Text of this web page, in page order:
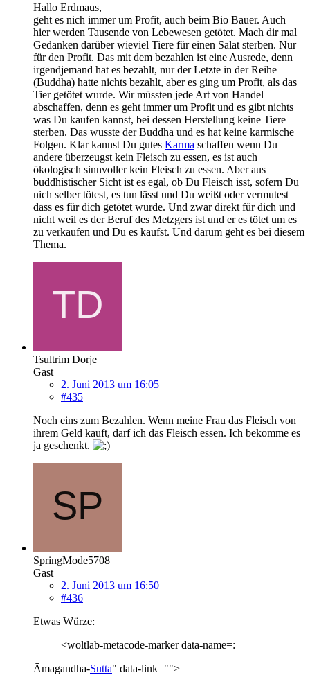
Hallo Erdmaus,
geht es nich immer um Profit, auch beim Bio Bauer. Auch
hier werden Tausende von Lebewesen getötet. Mach dir mal
Gedanken darüber wieviel Tiere für einen Salat sterben. Nur
für den Profit. Das mit dem bezahlen ist eine Ausrede, denn
irgendjemand hat es bezahlt, nur der Letzte in der Reihe
(Buddha) hatte nichts bezahlt, aber es ging um Profit, als das
Tier getötet wurde. Wir müssten jede Art von Handel
abschaffen, denn es geht immer um Profit und es gibt nichts
was Du kaufen kannst, bei dessen Herstellung keine Tiere
sterben. Das wusste der Buddha und es hat keine karmische
Folgen. Klar kannst Du gutes Karma schaffen wenn Du
andere überzeugst kein Fleisch zu essen, es ist auch
ökologisch sinnvoller kein Fleisch zu essen. Aber aus
buddhistischer Sicht ist es egal, ob Du Fleisch isst, sofern Du
nich selber tötest, es tun lässt und Du weißt oder vermutest
dass es für dich getötet wurde. Und zwar direkt für dich und
nicht weil es der Beruf des Metzgers ist und er es tötet um es
zu verkaufen und Du es kaufst. Und darum geht es bei diesem
Thema.
Tsultrim Dorje
Gast
2. Juni 2013 um 16:05
#435
Noch eins zum Bezahlen. Wenn meine Frau das Fleisch von
ihrem Geld kauft, darf ich das Fleisch essen. Ich bekomme es
ja geschenkt.
SpringMode5708
Gast
2. Juni 2013 um 16:50
#436
Etwas Würze:
<woltlab-metacode-marker data-name=:
Āmagandha-Sutta" data-link="">